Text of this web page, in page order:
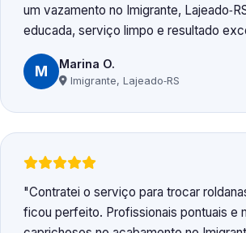
um vazamento no Imigrante,
educada, serviço limpo e resultado
M Marina O.
Imigrante, Lajeado‑RS
Contratei o serviço para trocar
ficou perfeito. Profissionais pontuais e